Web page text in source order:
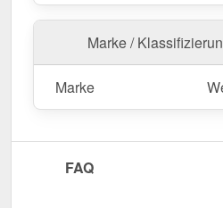
Jetzt Pultabschluss | 11,5 x
bestellen – Passgenau für
geliefert!
Langlebig, wetterfest,
Sie jetzt und profitieren Sie
Marke /
Marke
FAQ